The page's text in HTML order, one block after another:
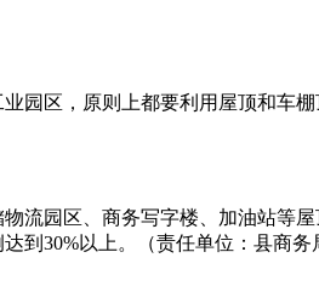
园区，原则上都要利用屋顶和车
流园区、商务写字楼、加油站等
到30%以上。（责任单位：县商